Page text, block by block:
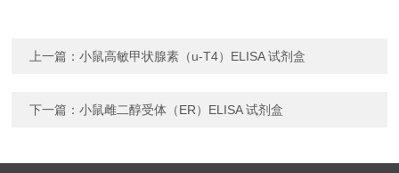
上一篇：小鼠高敏甲状腺素（u-T4）ELISA 试剂盒
下一篇：小鼠雌二醇受体（ER）ELISA 试剂盒